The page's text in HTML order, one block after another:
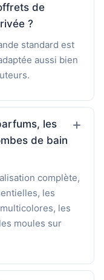
de
?
standard est
aussi bien
les
de bain
complète,
les
les
moules sur